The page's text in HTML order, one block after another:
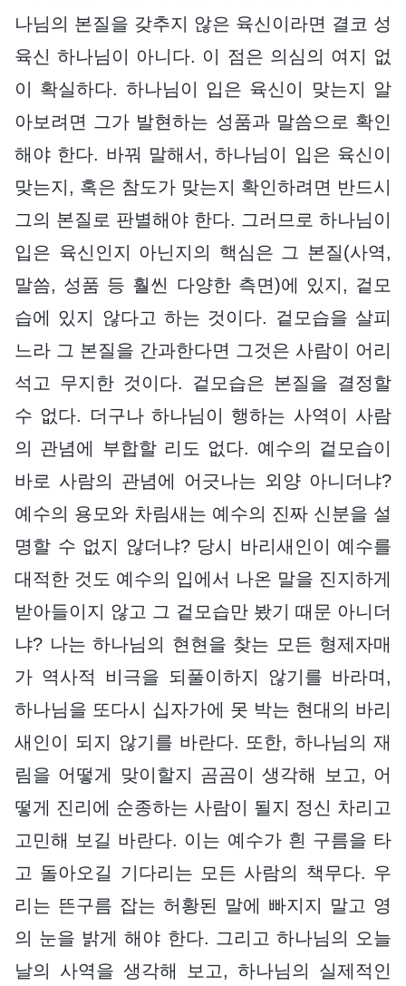
나님의 본질을 갖추지 않은 육신이라면 결코 성
육신 하나님이 아니다. 이 점은 의심의 여지 없
이 확실하다. 하나님이 입은 육신이 맞는지 알
아보려면 그가 발현하는 성품과 말씀으로 확인
해야 한다. 바꿔 말해서, 하나님이 입은 육신이
맞는지, 혹은 참도가 맞는지 확인하려면 반드시
그의 본질로 판별해야 한다. 그러므로 하나님이
입은 육신인지 아닌지의 핵심은 그 본질(사역,
말씀, 성품 등 훨씬 다양한 측면)에 있지, 겉모
습에 있지 않다고 하는 것이다. 겉모습을 살피
느라 그 본질을 간과한다면 그것은 사람이 어리
석고 무지한 것이다. 겉모습은 본질을 결정할
수 없다. 더구나 하나님이 행하는 사역이 사람
의 관념에 부합할 리도 없다. 예수의 겉모습이
바로 사람의 관념에 어긋나는 외양 아니더냐?
예수의 용모와 차림새는 예수의 진짜 신분을 설
명할 수 없지 않더냐? 당시 바리새인이 예수를
대적한 것도 예수의 입에서 나온 말을 진지하게
받아들이지 않고 그 겉모습만 봤기 때문 아니더
냐? 나는 하나님의 현현을 찾는 모든 형제자매
가 역사적 비극을 되풀이하지 않기를 바라며,
하나님을 또다시 십자가에 못 박는 현대의 바리
새인이 되지 않기를 바란다. 또한, 하나님의 재
림을 어떻게 맞이할지 곰곰이 생각해 보고, 어
떻게 진리에 순종하는 사람이 될지 정신 차리고
고민해 보길 바란다. 이는 예수가 흰 구름을 타
고 돌아오길 기다리는 모든 사람의 책무다. 우
리는 뜬구름 잡는 허황된 말에 빠지지 말고 영
의 눈을 밝게 해야 한다. 그리고 하나님의 오늘
날의 사역을 생각해 보고, 하나님의 실제적인